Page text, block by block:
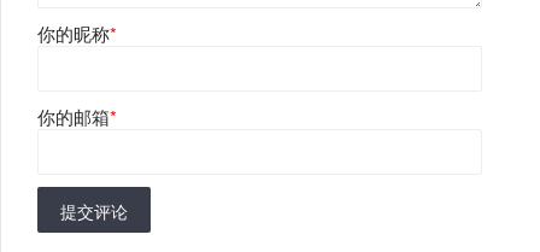
你的昵称*
你的邮箱*
提交评论